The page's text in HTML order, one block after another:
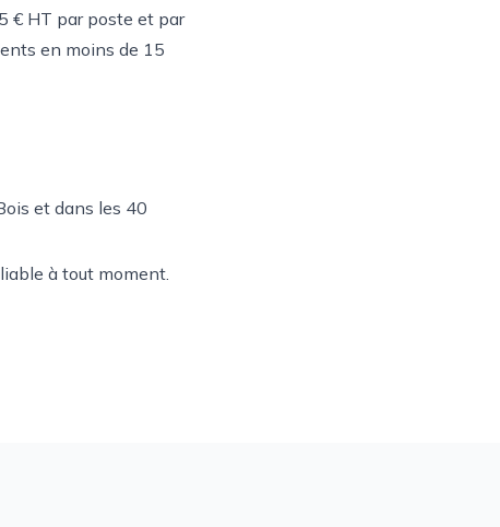
€ HT par poste et par
en moins de 15
et dans les 40
à tout moment.